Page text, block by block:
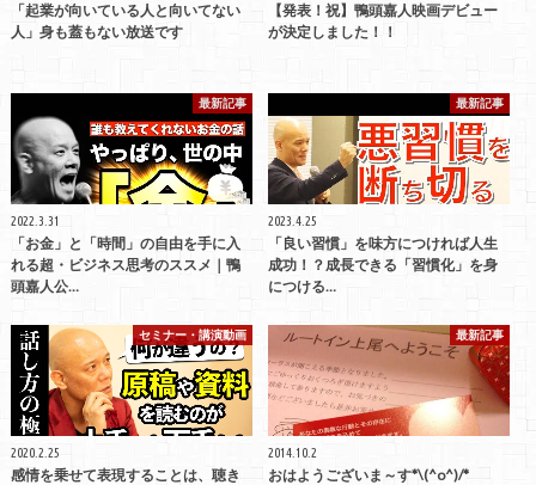
「起業が向いている人と向いてない
人」身も蓋もない放送です
【発表！祝】鴨頭嘉人映画デビュー
が決定しました！！
最新記事
2022.3.31
「お金」と「時間」の自由を手に入
れる超・ビジネス思考のススメ｜鴨
頭嘉人公…
最新記事
2023.4.25
「良い習慣」を味方につければ人生
成功！？成長できる「習慣化」を身
につける…
セミナー・講演動画
2020.2.25
感情を乗せて表現することは、聴き
最新記事
2014.10.2
おはようございま～す*\(^o^)/*